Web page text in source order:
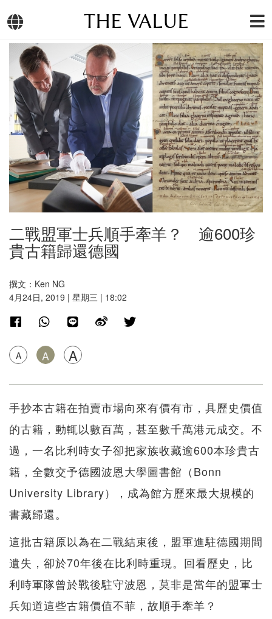
THE VALUE
二戰盟軍士兵順手牽羊？ 逾600珍
貴古籍歸還德國
撰文：Ken NG
4月24日, 2019 | 星期三 | 18:02
A A A
手抄本古籍在拍賣市場向來有價有市，具歷史價值
的古籍，動輒以數百萬，甚至數千萬港元成交。不
過，一名比利時女子卻把家族收藏逾600本珍貴古
籍，全數交予德國波恩大學圖書館（Bonn
University Library），成為館方歷來最大規模的
書藏歸還。
這批古籍原以為在二戰結束後，盟軍進駐德國期間
遺失，卻於70年後在比利時重現。回看歷史，比
利時軍隊曾於戰後駐守波恩，莫非是當年的盟軍士
兵知道這些古籍價值不菲，故順手牽羊？